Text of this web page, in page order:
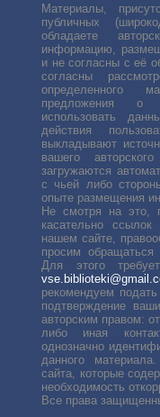
Материалы,
публичных
обладаете
информацию,
и не согласны с её
согласны
определенного
предложения о
использовать
действия
выкладывают
вашего
загружаются
с чьей либо
опыте размещения
Не смотря на это,
касательно
нашем сайте,
просим
Для этого
рекомендуем
подтверждение
авторским правом:
либо иная
однозначно
данного
сайта, которые
необходимость
Все права